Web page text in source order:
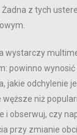
z tych
wystarczy
powinno wynosić
jakie odchylenie
niż
i obserwuj, czy
przy zmianie